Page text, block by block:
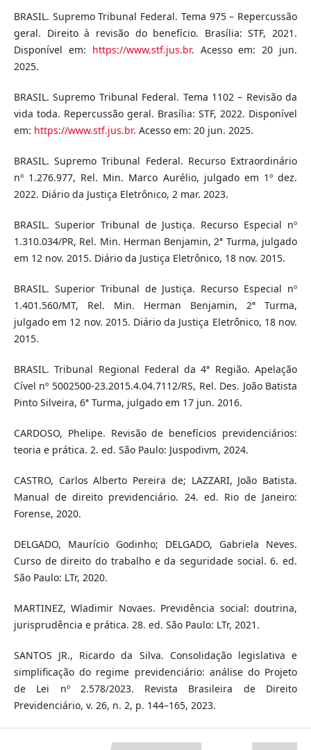
BRASIL. Supremo Tribunal Federal. Tema 975 – Repercussão
geral. Direito à revisão do benefício. Brasília: STF, 2021.
Disponível em: https://www.stf.jus.br. Acesso em: 20 jun.
2025.
BRASIL. Supremo Tribunal Federal. Tema 1102 – Revisão da
vida toda. Repercussão geral. Brasília: STF, 2022. Disponível
em: https://www.stf.jus.br. Acesso em: 20 jun. 2025.
BRASIL. Supremo Tribunal Federal. Recurso Extraordinário
nº 1.276.977, Rel. Min. Marco Aurélio, julgado em 1º dez.
2022. Diário da Justiça Eletrônico, 2 mar. 2023.
BRASIL. Superior Tribunal de Justiça. Recurso Especial nº
1.310.034/PR, Rel. Min. Herman Benjamin, 2ª Turma, julgado
em 12 nov. 2015. Diário da Justiça Eletrônico, 18 nov. 2015.
BRASIL. Superior Tribunal de Justiça. Recurso Especial nº
1.401.560/MT, Rel. Min. Herman Benjamin, 2ª Turma,
julgado em 12 nov. 2015. Diário da Justiça Eletrônico, 18 nov.
2015.
BRASIL. Tribunal Regional Federal da 4ª Região. Apelação
Cível nº 5002500-23.2015.4.04.7112/RS, Rel. Des. João Batista
Pinto Silveira, 6ª Turma, julgado em 17 jun. 2016.
CARDOSO, Phelipe. Revisão de benefícios previdenciários:
teoria e prática. 2. ed. São Paulo: Juspodivm, 2024.
CASTRO, Carlos Alberto Pereira de; LAZZARI, João Batista.
Manual de direito previdenciário. 24. ed. Rio de Janeiro:
Forense, 2020.
DELGADO, Maurício Godinho; DELGADO, Gabriela Neves.
Curso de direito do trabalho e da seguridade social. 6. ed.
São Paulo: LTr, 2020.
MARTINEZ, Wladimir Novaes. Previdência social: doutrina,
jurisprudência e prática. 28. ed. São Paulo: LTr, 2021.
SANTOS JR., Ricardo da Silva. Consolidação legislativa e
simplificação do regime previdenciário: análise do Projeto
de Lei nº 2.578/2023. Revista Brasileira de Direito
Previdenciário, v. 26, n. 2, p. 144–165, 2023.